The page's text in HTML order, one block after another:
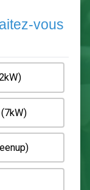
6
?
(22kW)